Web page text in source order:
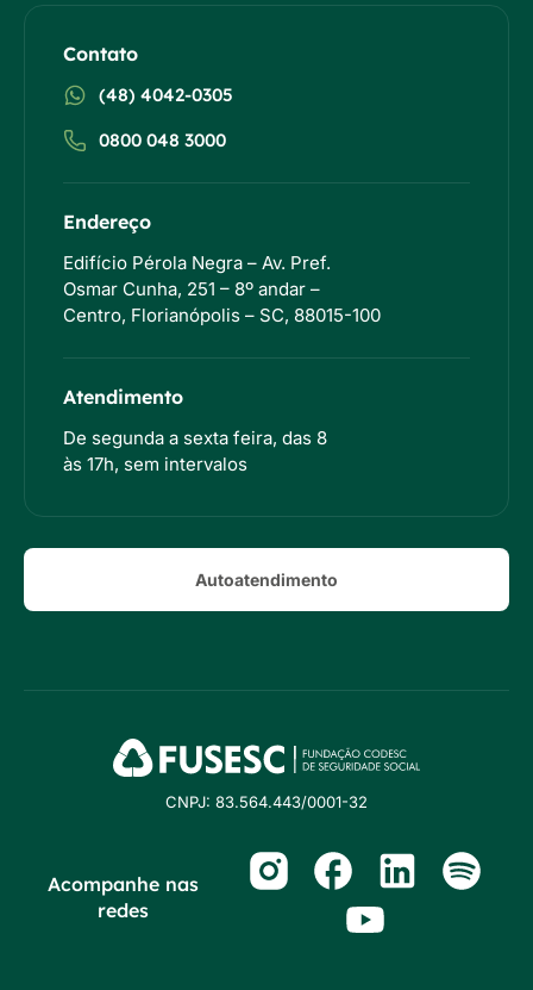
Contato
(48) 4042-0305
0800 048 3000
Endereço
Edifício Pérola Negra – Av. Pref.
Osmar Cunha, 251 – 8º andar –
Centro, Florianópolis – SC, 88015-100
Atendimento
De segunda a sexta feira, das 8
às 17h, sem intervalos
Autoatendimento
CNPJ: 83.564.443/0001-32
Acompanhe nas
redes